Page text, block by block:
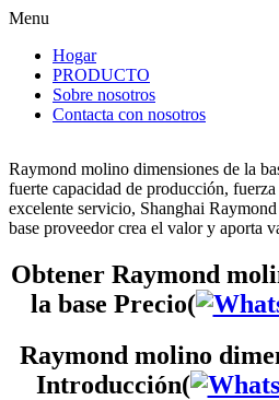
Menu
Hogar
PRODUCTO
Sobre nosotros
Contacta con nosotros
Raymond molino dimensiones de la
fuerte capacidad de producción,
excelente servicio, Shanghai
base proveedor crea el valor y aporta
Obtener Raymond
la base Precio(
Raymond molino
Introducción(